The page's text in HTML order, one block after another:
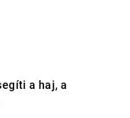
a haj, a